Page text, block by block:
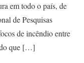
em todo o país, de
de Pesquisas
de incêndio entre
do que […]